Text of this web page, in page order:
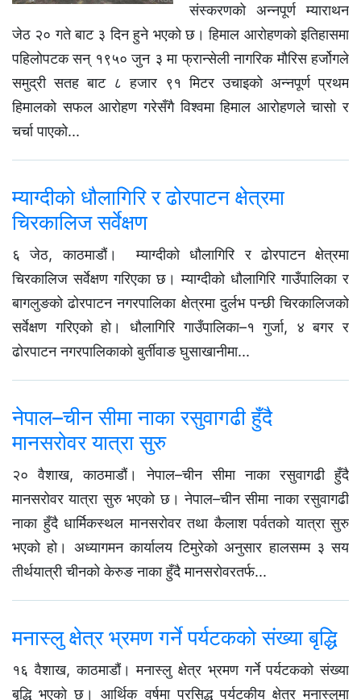
संस्करणको अन्नपूर्ण म्याराथन
जेठ २० गते बाट ३ दिन हुने भएको छ। हिमाल आरोहणको इतिहासमा
पहिलोपटक सन् १९५० जुन ३ मा फ्रान्सेली नागरिक मौरिस हर्जोगले
समुद्री सतह बाट ८ हजार ९१ मिटर उचाइको अन्नपूर्ण प्रथम
हिमालको सफल आरोहण गरेसँगै विश्वमा हिमाल आरोहणले चासो र
चर्चा पाएको...
म्याग्दीको धौलागिरि र ढोरपाटन क्षेत्रमा
चिरकालिज सर्वेक्षण
६ जेठ, काठमाडौं। म्याग्दीको धौलागिरि र ढोरपाटन क्षेत्रमा
चिरकालिज सर्वेक्षण गरिएका छ। म्याग्दीको धौलागिरि गाउँपालिका र
बागलुङको ढोरपाटन नगरपालिका क्षेत्रमा दुर्लभ पन्छी चिरकालिजको
सर्वेक्षण गरिएको हो। धौलागिरि गाउँपालिका–१ गुर्जा, ४ बगर र
ढोरपाटन नगरपालिकाको बुर्तीवाङ घुसाखानीमा...
नेपाल–चीन सीमा नाका रसुवागढी हुँदै
मानसरोवर यात्रा सुरु
२० वैशाख, काठमाडौं। नेपाल–चीन सीमा नाका रसुवागढी हुँदै
मानसरोवर यात्रा सुरु भएको छ। नेपाल–चीन सीमा नाका रसुवागढी
नाका हुँदै धार्मिकस्थल मानसरोवर तथा कैलाश पर्वतको यात्रा सुरु
भएको हो। अध्यागमन कार्यालय टिमुरेको अनुसार हालसम्म ३ सय
तीर्थयात्री चीनको केरुङ नाका हुँदै मानसरोवरतर्फ...
मनास्लु क्षेत्र भ्रमण गर्ने पर्यटकको संख्या बृद्धि
१६ वैशाख, काठमाडौं। मनास्लु क्षेत्र भ्रमण गर्ने पर्यटकको संख्या
बृद्धि भएको छ। आर्थिक वर्षमा प्रसिद्ध पर्यटकीय क्षेत्र मनास्लुमा